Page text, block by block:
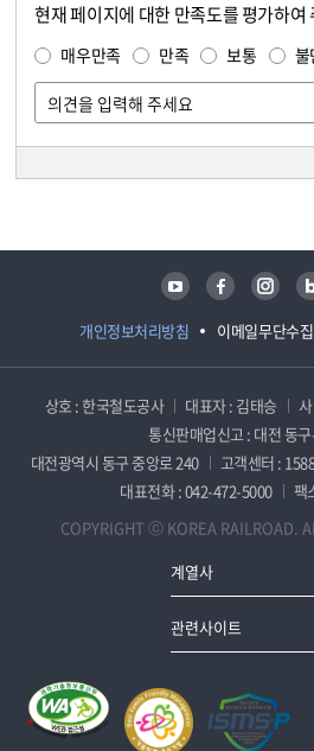
현재 페이지에 대한 만족도를 평가하여
매우만족 만족 보통 불
개인정보처리방침 이메일무단수
유튜브 페이스북 인스타그램 블로그
상호 : 한국철도공사 대표자 : 김태승
통신판매업신고 : 대전 동
대전광역시 동구 중앙로 240
고객센터 :
대표전화 : 042-472-5000
팩
COPYRIGHT ⓒ KOREA RAILROAD.
계열사
관련사이트